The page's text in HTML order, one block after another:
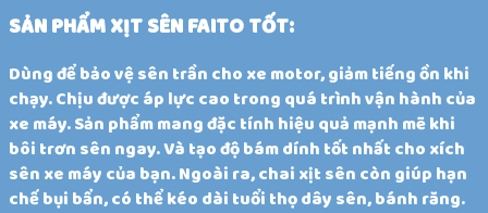
SẢN PHẨM XỊT SÊN FAITO TỐT:
Dùng để bảo vệ sên trần cho xe motor, giảm tiếng ồn khi
chạy. Chịu được áp lực cao trong quá trình vận hành của
xe máy. Sản phẩm mang đặc tính hiệu quả mạnh mẽ khi
bôi trơn sên ngay. Và tạo độ bám dính tốt nhất cho xích
sên xe máy của bạn. Ngoài ra, chai xịt sên còn giúp hạn
chế bụi bẩn, có thể kéo dài tuổi thọ dây sên, bánh răng.